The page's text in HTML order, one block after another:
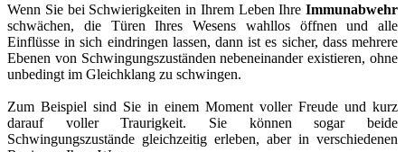
Wenn Sie bei Schwierigkeiten in Ihrem Leben Ihre Immunabwehr
schwächen, die Türen Ihres Wesens wahllos öffnen und alle
Einflüsse in sich eindringen lassen, dann ist es sicher, dass mehrere
Ebenen von Schwingungszuständen nebeneinander existieren, ohne
unbedingt im Gleichklang zu schwingen.
Zum Beispiel sind Sie in einem Moment voller Freude und kurz
darauf voller Traurigkeit. Sie können sogar beide
Schwingungszustände gleichzeitig erleben, aber in verschiedenen